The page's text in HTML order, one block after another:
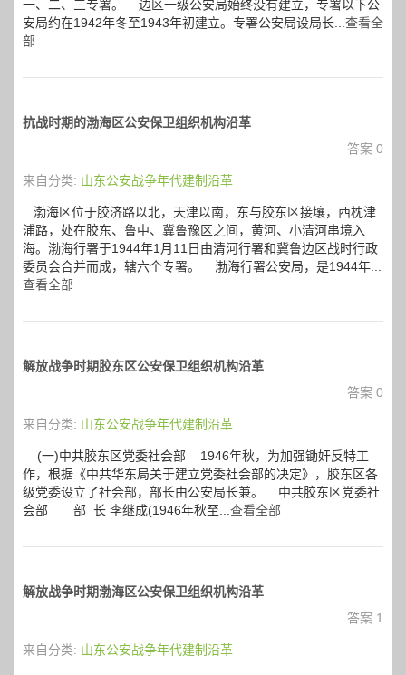
一、二、三专署。 边区一级公安局始终没有建立，专署以下公
安局约在1942年冬至1943年初建立。专署公安局设局长... 查看全
部
抗战时期的渤海区公安保卫组织机构沿革
答案 0
来自分类: 山东公安战争年代建制沿革
渤海区位于胶济路以北，天津以南，东与胶东区接壤，西枕津
浦路，处在胶东、鲁中、冀鲁豫区之间，黄河、小清河串境入
海。渤海行署于1944年1月11日由清河行署和冀鲁边区战时行政
委员会合并而成，辖六个专署。 渤海行署公安局，是1944年...
查看全部
解放战争时期胶东区公安保卫组织机构沿革
答案 0
来自分类: 山东公安战争年代建制沿革
(一)中共胶东区党委社会部 1946年秋，为加强锄奸反特工
作，根据《中共华东局关于建立党委社会部的决定》，胶东区各
级党委设立了社会部，部长由公安局长兼。 中共胶东区党委社
会部 部 长 李继成(1946年秋至... 查看全部
解放战争时期渤海区公安保卫组织机构沿革
答案 1
来自分类: 山东公安战争年代建制沿革